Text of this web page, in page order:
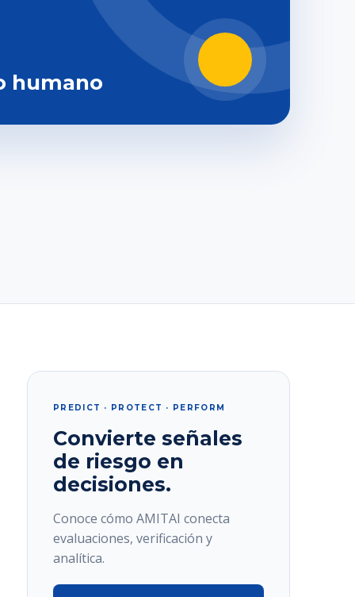
humano
PREDICT · PROTECT · PERFORM
Convierte señales
de riesgo en
decisiones.
Conoce cómo AMITAI conecta
evaluaciones, verificación y
analítica.